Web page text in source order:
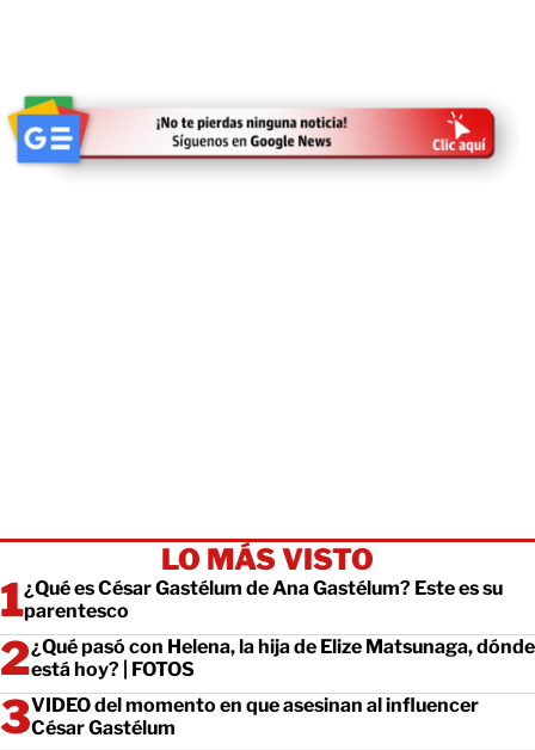
LO MÁS VISTO
¿Qué es César Gastélum de Ana Gastélum? Este es su
parentesco
¿Qué pasó con Helena, la hija de Elize Matsunaga, dónde
está hoy? | FOTOS
VIDEO del momento en que asesinan al influencer
César Gastélum